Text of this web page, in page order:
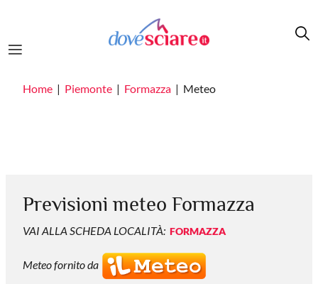
Home Piemonte Formazza Meteo
Previsioni meteo Formazza
VAI ALLA SCHEDA LOCALITÀ: FORMAZZA
Meteo fornito da